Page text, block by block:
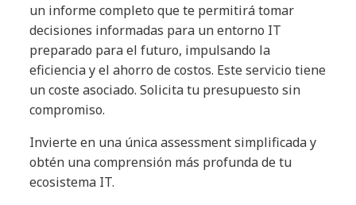
un informe completo que te permitirá tomar
decisiones informadas para un entorno IT
preparado para el futuro, impulsando la
eficiencia y el ahorro de costos. Este servicio tiene
un coste asociado. Solicita tu presupuesto sin
compromiso.
Invierte en una única assessment simplificada y
obtén una comprensión más profunda de tu
ecosistema IT.